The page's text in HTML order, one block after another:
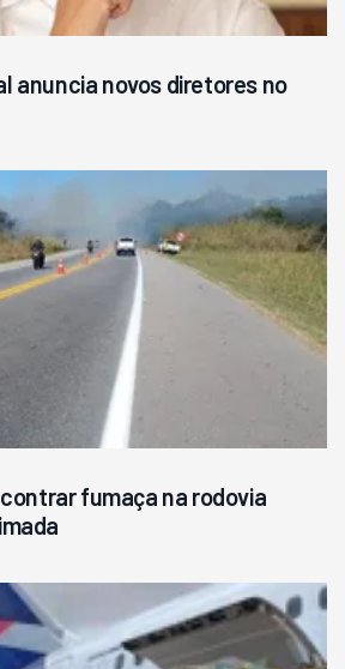
anuncia novos diretores no
fumaça na rodovia